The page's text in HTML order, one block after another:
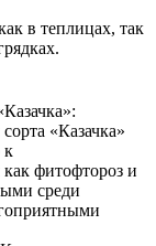
в теплицах, так
«Казачка»
к
фитофтороз и
среди